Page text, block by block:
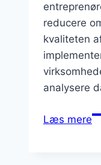
reducere
kvaliteten
analysere
Læs mere